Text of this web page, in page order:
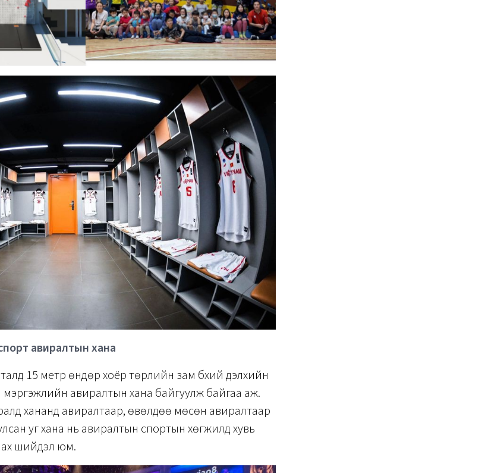
авиралтын хана
15 метр өндөр хоёр төрлийн зам бүхий дэлхийн
авиралтын хана байгуулж байгаа аж.
хананд авиралтаар, өвөлдөө мөсөн авиралтаар
уг хана нь авиралтын спортын хөгжилд хувь
шийдэл юм.